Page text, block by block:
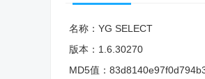
名称： YG SELECT
版本： 1.6.30270
MD5值：